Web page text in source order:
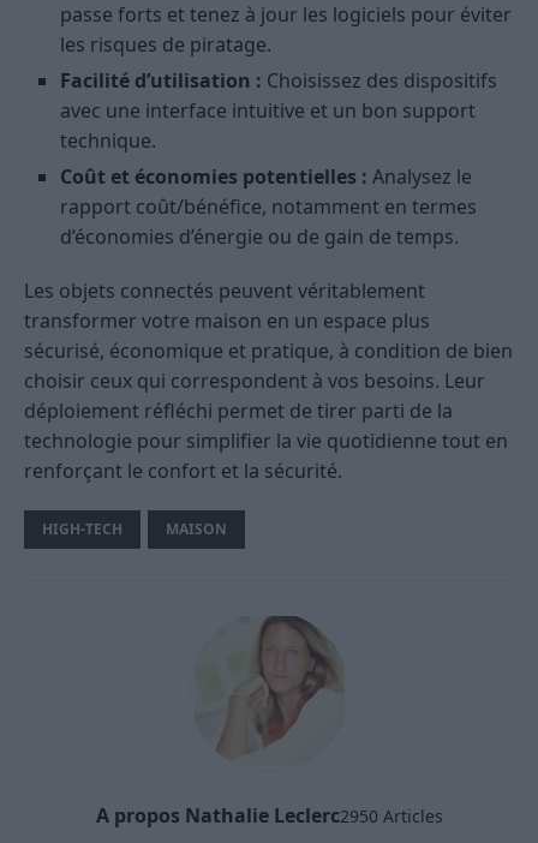
passe forts et tenez à jour les logiciels pour éviter
les risques de piratage.
Facilité d’utilisation : Choisissez des dispositifs
avec une interface intuitive et un bon support
technique.
Coût et économies potentielles : Analysez le
rapport coût/bénéfice, notamment en termes
d’économies d’énergie ou de gain de temps.
Les objets connectés peuvent véritablement
transformer votre maison en un espace plus
sécurisé, économique et pratique, à condition de bien
choisir ceux qui correspondent à vos besoins. Leur
déploiement réfléchi permet de tirer parti de la
technologie pour simplifier la vie quotidienne tout en
renforçant le confort et la sécurité.
HIGH-TECH MAISON
A propos Nathalie Leclerc2950 Articles